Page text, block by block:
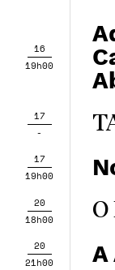
16
19h00
17
-
17
19h00
20
18h00
20
21h00
A